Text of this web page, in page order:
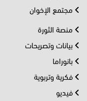
مجتمع الإخوان
منصة الثورة
بيانات وتصريحات
بانوراما
فكرية وتربوية
فيديو